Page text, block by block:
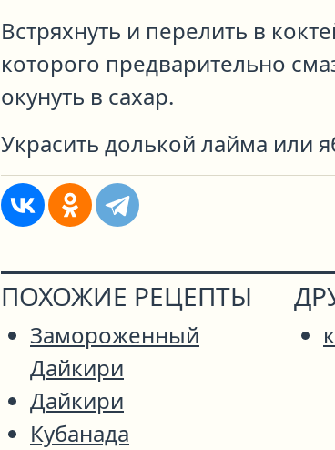
Встряхнуть и перелить в
которого предварительно
окунуть в сахар.
Украсить долькой лайма или
ПОХОЖИЕ РЕЦЕПТЫ
Замороженный
Дайкири
Дайкири
Кубанада